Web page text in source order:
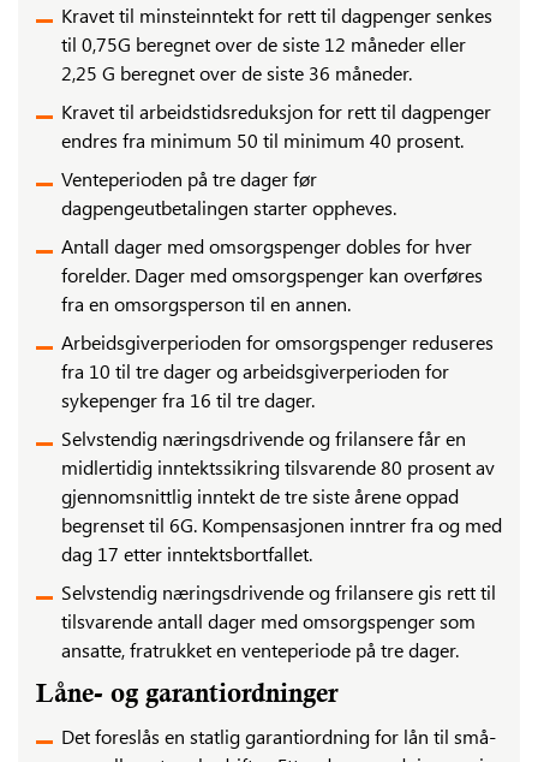
Kravet til minsteinntekt for rett til dagpenger senkes
til 0,75G beregnet over de siste 12 måneder eller
2,25 G beregnet over de siste 36 måneder.
Kravet til arbeidstidsreduksjon for rett til dagpenger
endres fra minimum 50 til minimum 40 prosent.
Venteperioden på tre dager før
dagpengeutbetalingen starter oppheves.
Antall dager med omsorgspenger dobles for hver
forelder. Dager med omsorgspenger kan overføres
fra en omsorgsperson til en annen.
Arbeidsgiverperioden for omsorgspenger reduseres
fra 10 til tre dager og arbeidsgiverperioden for
sykepenger fra 16 til tre dager.
Selvstendig næringsdrivende og frilansere får en
midlertidig inntektssikring tilsvarende 80 prosent av
gjennomsnittlig inntekt de tre siste årene oppad
begrenset til 6G. Kompensasjonen inntrer fra og med
dag 17 etter inntektsbortfallet.
Selvstendig næringsdrivende og frilansere gis rett til
tilsvarende antall dager med omsorgspenger som
ansatte, fratrukket en venteperiode på tre dager.
Låne- og garantiordninger
Det foreslås en statlig garantiordning for lån til små-